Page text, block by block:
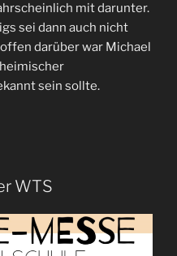
mit darunter.
sei dann auch nicht
darüber war Michael
sein sollte.
WTS